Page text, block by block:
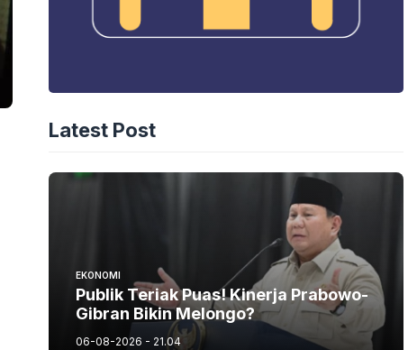
Latest Post
EKONOMI
Publik Teriak Puas! Kinerja Prabowo-
Gibran Bikin Melongo?
06-08-2026 - 21.04